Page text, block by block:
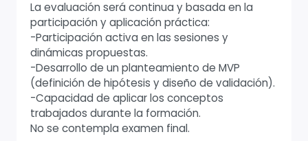
La evaluación será continua y basada en la
participación y aplicación práctica:
-Participación activa en las sesiones y
dinámicas propuestas.
-Desarrollo de un planteamiento de MVP
(definición de hipótesis y diseño de validación).
-Capacidad de aplicar los conceptos
trabajados durante la formación.
No se contempla examen final.